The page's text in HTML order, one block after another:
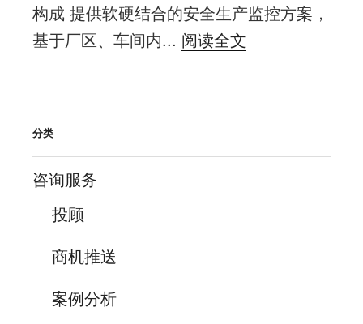
构成 提供软硬结合的安全生产监控方案，
基于厂区、车间内... 阅读全文
分类
咨询服务
投顾
商机推送
案例分析